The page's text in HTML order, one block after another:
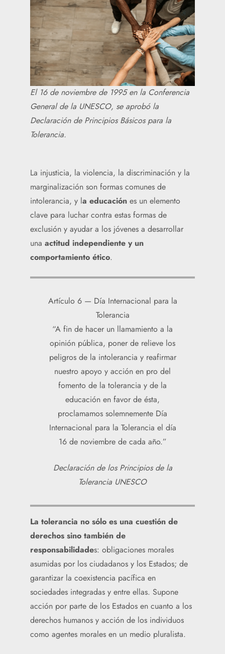
El 16 de noviembre de 1995 en la Conferencia
General de la UNESCO, se aprobó la
Declaración de Principios Básicos para la
Tolerancia.
La injusticia, la violencia, la discriminación y la
marginalización son formas comunes de
intolerancia, y la educación es un elemento
clave para luchar contra estas formas de
exclusión y ayudar a los jóvenes a desarrollar
una actitud independiente y un
comportamiento ético.
Artículo 6 — Día Internacional para la
Tolerancia
“A fin de hacer un llamamiento a la
opinión pública, poner de relieve los
peligros de la intolerancia y reafirmar
nuestro apoyo y acción en pro del
fomento de la tolerancia y de la
educación en favor de ésta,
proclamamos solemnemente Día
Internacional para la Tolerancia el día
16 de noviembre de cada año.”
Declaración de los Principios de la
Tolerancia UNESCO
La tolerancia no sólo es una cuestión de
derechos sino también de
responsabilidades: obligaciones morales
asumidas por los ciudadanos y los Estados; de
garantizar la coexistencia pacífica en
sociedades integradas y entre ellas. Supone
acción por parte de los Estados en cuanto a los
derechos humanos y acción de los individuos
como agentes morales en un medio pluralista.